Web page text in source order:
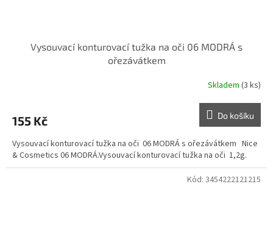
Vysouvací konturovací tužka na oči 06 MODRÁ s
ořezávátkem
Skladem (3 ks)
155 Kč Do košíku
Vysouvací konturovací tužka na oči 06 MODRÁ s ořezávátkem Nice
& Cosmetics 06 MODRÁ.Vysouvací konturovací tužka na oči 1,2g.
Kód: 3454222121215